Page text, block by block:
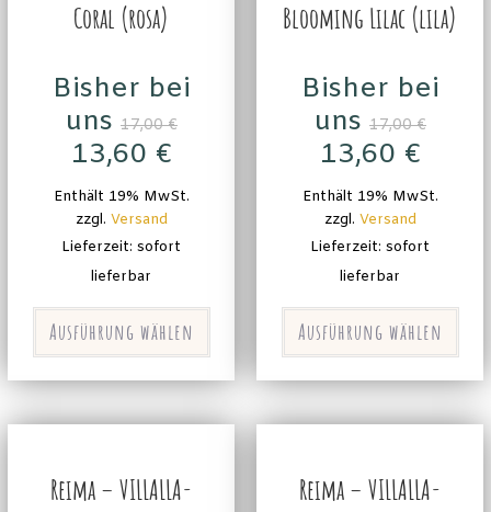
Coral (rosa)
Bisher bei
uns 17,00€
13,60 €
Enthält 19% MwSt.
zzgl. Versand
Lieferzeit: sofort
lieferbar
Ausführung wählen
Blooming Lilac (lila)
Bisher bei
uns 17,00€
13,60 €
Enthält 19% MwSt.
zzgl. Versand
Lieferzeit: sofort
lieferbar
Ausführung wählen
Reima – VILLALLA-
Reima – VILLALLA-